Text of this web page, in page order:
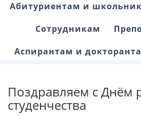
Абитуриентам и
Сотрудникам
Аспирантам и
Поздравляем с Днём
студенчества